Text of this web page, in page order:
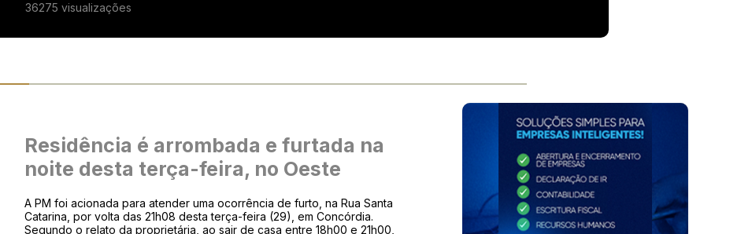
36275 visualizações
Residência é arrombada e furtada na
noite desta terça-feira, no Oeste
A PM foi acionada para atender uma ocorrência de furto, na Rua Santa
Catarina, por volta das 21h08 desta terça-feira (29), em Concórdia.
Segundo o relato da proprietária, ao sair de casa entre 18h00 e 21h00,